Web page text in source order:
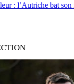
: l’Autriche bat